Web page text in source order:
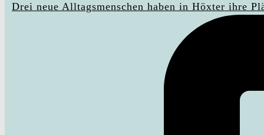
Drei neue Alltagsmenschen haben in Höxter ihre